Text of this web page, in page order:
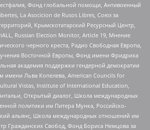
Фонд глобальной помощи, Антивоенный
La Asocicion de Rusos Libres, Союз за
Крымскотатарский Ресурсный Центр,
Russian Election Monitor, Article 19, Мнение
черного креста, Радио Свободная Европа,
Восточной Европы, Фонд имени Фридриха
академия поддержки гендерной демократии
имени Льва Копелева, American Councils for
Vistas, Institute of International Education,
Открытый диалог, Школа международных
политики им Питера Мунка, Российско-
альянс, Школа международных отношений им
Гражданских Свобод, Фонд Бориса Немцова за